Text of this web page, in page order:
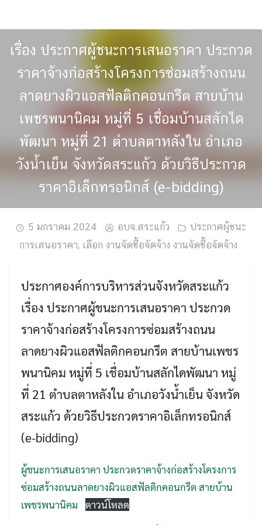
content
Search
Search
เรื่อง ประกาศผู้ชนะการเสนอราคา ประกวด
ราคาจ้างก่อสร้างโครงการซ่อมสร้างถนน
ลาดยางผิวแอสฟัลติกคอนกรีต สายบ้าน
เพชรพนานิคม หมู่ที่ 5 เชื่อมบ้านสลักได
พัฒนา หมู่ที่ 21 ตำบลตาหลังใน อำเภอ
วังน้ำเย็น จังหวัดสระแก้ว ด้วยวิธีประกวด
ราคาอิเล็กทรอนิกส์ (e-bidding)
5 มกราคม 2024 อบจ.สระแก้ว
ประกาศผู้ชนะ
การเสนอราคา, เลือก งานจัดซื้อจัดจ้าง งานจัดซื้อจัดจ้าง
ประกาศองค์การบริหารส่วนจังหวัดสระแก้ว
เรื่อง ประกาศผู้ชนะการเสนอราคา ประกวด
ราคาจ้างก่อสร้างโครงการซ่อมสร้างถนน
ลาดยางผิวแอสฟัลติกคอนกรีต สายบ้านเพชร
พนานิคม หมู่ที่ 5 เชื่อมบ้านสลักไดพัฒนา หมู่
ที่ 21 ตำบลตาหลังใน อำเภอวังน้ำเย็น จังหวัด
สระแก้ว ด้วยวิธีประกวดราคาอิเล็กทรอนิกส์
(e-bidding)
ผู้ชนะการเสนอราคา ประกวดราคาจ้างก่อสร้างโครงการ
ซ่อมสร้างถนนลาดยางผิวแอสฟัลติกคอนกรีต สายบ้าน
เพชรพนานิคม
ดาวน์โหลด